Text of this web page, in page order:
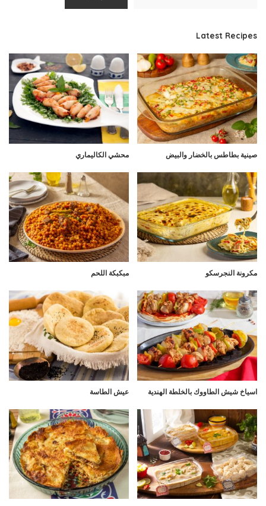
Latest Recipes
صينية بطاطس بالخضار والبيض محشي الكاليماري
مكرونة النجرسكو مبكبكة اللحم
اسياخ شيش الطاووك بالخلطة الهندية عيش الطاسة